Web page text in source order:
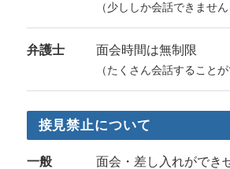
（少ししか会話できません
弁護士 面会時間は無制限
（たくさん会話することが
接見禁止について
一般 面会・差し入れができ